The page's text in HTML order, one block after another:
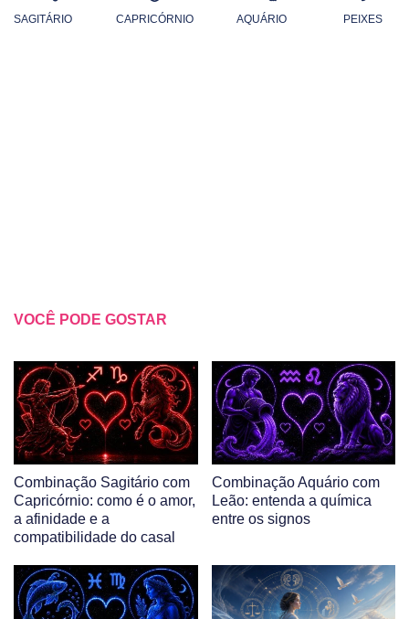
SAGITÁRIO CAPRICÓRNIO AQUÁRIO PEIXES
VOCÊ PODE GOSTAR
Combinação Sagitário com
Capricórnio: como é o amor,
a afinidade e a
compatibilidade do casal
Combinação Aquário com
Leão: entenda a química
entre os signos